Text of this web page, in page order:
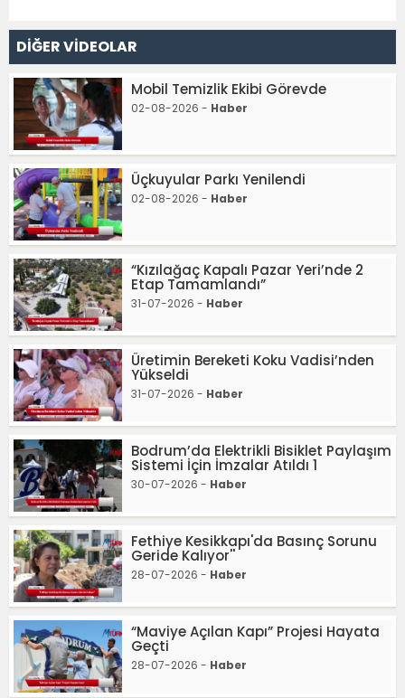
DİĞER VİDEOLAR
Mobil Temizlik Ekibi Görevde
02-08-2026 - Haber
Üçkuyular Parkı Yenilendi
02-08-2026 - Haber
“Kızılağaç Kapalı Pazar Yeri’nde 2
Etap Tamamlandı”
31-07-2026 - Haber
Üretimin Bereketi Koku Vadisi’nden
Yükseldi
31-07-2026 - Haber
Bodrum’da Elektrikli Bisiklet Paylaşım
Sistemi İçin İmzalar Atıldı 1
30-07-2026 - Haber
Fethiye Kesikkapı'da Basınç Sorunu
Geride Kalıyor''
28-07-2026 - Haber
“Maviye Açılan Kapı” Projesi Hayata
Geçti
28-07-2026 - Haber